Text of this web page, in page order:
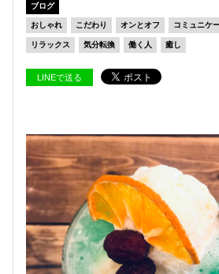
ブログ
おしゃれ こだわり オンとオフ コミュニケ
リラックス 気分転換 働く人 癒し
LINEで送る